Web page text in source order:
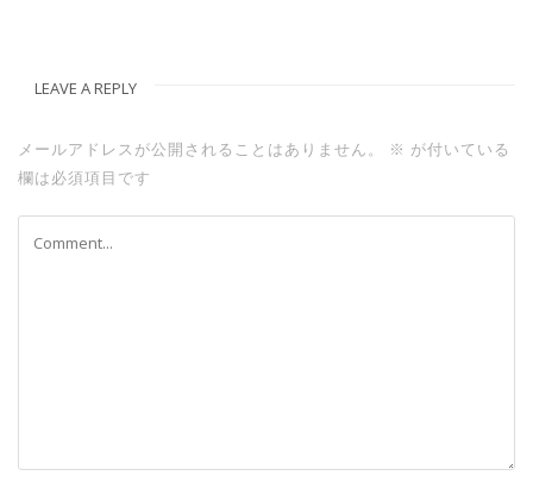
LEAVE A REPLY
メールアドレスが公開されることはありません。 ※ が付いている
欄は必須項目です